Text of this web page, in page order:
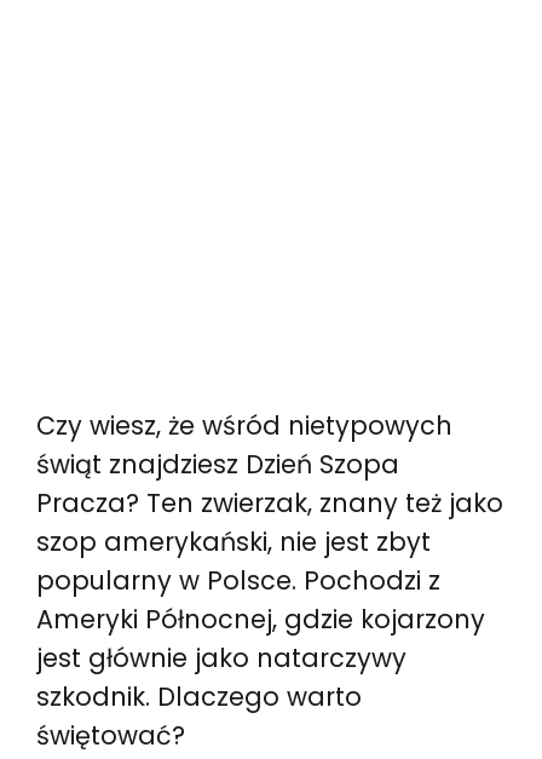
Czy wiesz, że wśród nietypowych
świąt znajdziesz Dzień Szopa
Pracza? Ten zwierzak, znany też jako
szop amerykański, nie jest zbyt
popularny w Polsce. Pochodzi z
Ameryki Północnej, gdzie kojarzony
jest głównie jako natarczywy
szkodnik. Dlaczego warto
świętować?